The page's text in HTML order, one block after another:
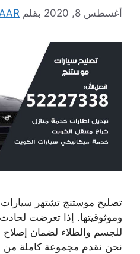
أغسطس 8, 2020 بقلم
تصليح موستنج تشتهر سيارات
وموثوقيتها. إذا تعرضت
للجسم والطلاء لضمان
نحن نقدم مجموعة كاملة من